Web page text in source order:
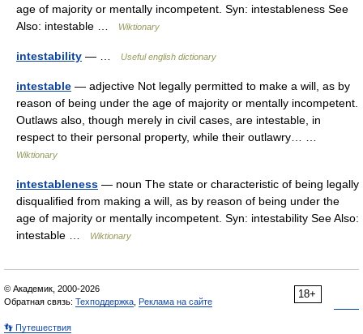
age of majority or mentally incompetent. Syn: intestableness See
Also: intestable …
Wiktionary
intestability — … Useful english dictionary
intestable — adjective Not legally permitted to make a will, as by
reason of being under the age of majority or mentally incompetent.
Outlaws also, though merely in civil cases, are intestable, in
respect to their personal property, while their outlawry… …
Wiktionary
intestableness — noun The state or characteristic of being legally
disqualified from making a will, as by reason of being under the
age of majority or mentally incompetent. Syn: intestability See Also:
intestable …
Wiktionary
18+
© Академик, 2000-2026
Обратная связь: Техподдержка Реклама на сайте
👣 Путешествия